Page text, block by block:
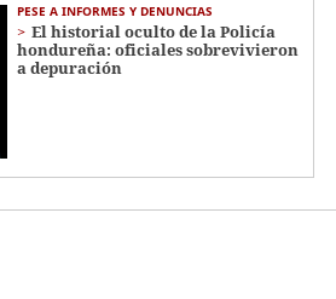
PESE A INFORMES Y DENUNCIAS
El historial oculto de la Policía
hondureña: oficiales sobrevivieron
a depuración